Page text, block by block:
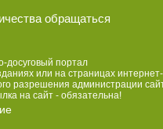
обращаться
досуговый портал
или на страницах интернет-
разрешения администрации
на сайт - обязательна!